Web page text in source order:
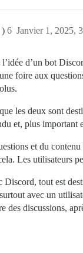
) Janvier 1, 2025,
6
l’idée d’un bot
foire aux
les deux sont
et, plus
et du
Les utilisateurs
Discord, tout est
avec un
des discussions,